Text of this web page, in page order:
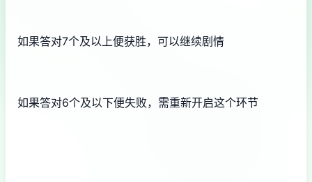
如果答对7个及以上便获胜，可以继续剧情
如果答对6个及以下便失败，需重新开启这个环节